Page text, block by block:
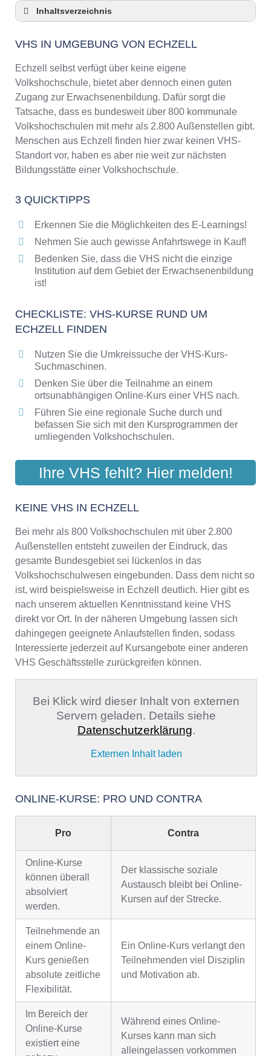
Inhaltsverzeichnis
3 Quicktipps
Checkliste: VHS-Kurse rund um Echzell finden
Keine VHS in Echzell
Online-Kurse: Pro und Contra
Online-Kurse als alternative Angebote zu
VHS-Kursen
Die VHS als Inbegriff der Erwachsenenbildung
Das bundesweite Netzwerk der
Volkshochschulen
Checkliste: So erkennen Sie gute
VHS IN UMGEBUNG VON ECHZELL
Echzell selbst verfügt über keine eigene
Volkshochschule, bietet aber dennoch einen guten
Zugang zur Erwachsenenbildung. Dafür sorgt die
Tatsache, dass es bundesweit über 800 kommunale
Volkshochschulen mit mehr als 2.800 Außenstellen gibt.
Menschen aus Echzell finden hier zwar keinen VHS-
Standort vor, haben es aber nie weit zur nächsten
Bildungsstätte einer Volkshochschule.
3 QUICKTIPPS
Erkennen Sie die Möglichkeiten des E-Learnings!
Nehmen Sie auch gewisse Anfahrtswege in Kauf!
Bedenken Sie, dass die VHS nicht die einzige
Institution auf dem Gebiet der Erwachsenenbildung
ist!
CHECKLISTE: VHS-KURSE RUND UM
ECHZELL FINDEN
Nutzen Sie die Umkreissuche der VHS-Kurs-
Suchmaschinen.
Denken Sie über die Teilnahme an einem
ortsunabhängigen Online-Kurs einer VHS nach.
Führen Sie eine regionale Suche durch und
befassen Sie sich mit den Kursprogrammen der
umliegenden Volkshochschulen.
Ihre VHS fehlt? Hier melden!
KEINE VHS IN ECHZELL
Bei mehr als 800 Volkshochschulen mit über 2.800
Außenstellen entsteht zuweilen der Eindruck, das
gesamte Bundesgebiet sei lückenlos in das
Volkshochschulwesen eingebunden. Dass dem nicht so
ist, wird beispielsweise in Echzell deutlich. Hier gibt es
nach unserem aktuellen Kenntnisstand keine VHS
direkt vor Ort. In der näheren Umgebung lassen sich
dahingegen geeignete Anlaufstellen finden, sodass
Interessierte jederzeit auf Kursangebote einer anderen
VHS Geschäftsstelle zurückgreifen können.
Bei Klick wird dieser Inhalt von externen
Servern geladen. Details siehe
Datenschutzerklärung.
Externen Inhalt laden
ONLINE-KURSE: PRO UND CONTRA
Pro Contra
Online-Kurse
können überall
absolviert
werden.
Der klassische soziale
Austausch bleibt bei Online-
Kursen auf der Strecke.
Teilnehmende an
einem Online-
Kurs genießen
absolute zeitliche
Flexibilität.
Ein Online-Kurs verlangt den
Teilnehmenden viel Disziplin
und Motivation ab.
Im Bereich der
Online-Kurse
existiert eine
Während eines Online-
Kurses kann man sich
alleingelassen vorkommen